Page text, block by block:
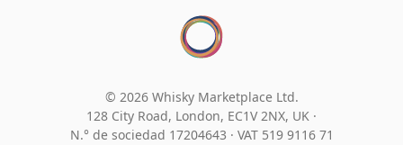
© 2026 Whisky Marketplace Ltd.
128 City Road, London, EC1V 2NX, UK ·
N.° de sociedad 17204643 · VAT 519 9116 71